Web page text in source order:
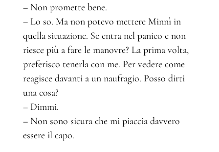
– Non promette bene.
– Lo so. Ma non potevo mettere Minnì in
quella situazione. Se entra nel panico e non
riesce più a fare le manovre? La prima volta,
preferisco tenerla con me. Per vedere come
reagisce davanti a un naufragio. Posso dirti
una cosa?
– Dimmi.
– Non sono sicura che mi piaccia davvero
essere il capo.